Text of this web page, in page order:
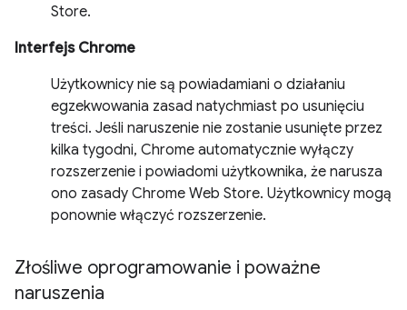
Store.
Interfejs Chrome
Użytkownicy nie są powiadamiani o działaniu
egzekwowania zasad natychmiast po usunięciu
treści. Jeśli naruszenie nie zostanie usunięte przez
kilka tygodni, Chrome automatycznie wyłączy
rozszerzenie i powiadomi użytkownika, że narusza
ono zasady Chrome Web Store. Użytkownicy mogą
ponownie włączyć rozszerzenie.
Złośliwe oprogramowanie i poważne
naruszenia